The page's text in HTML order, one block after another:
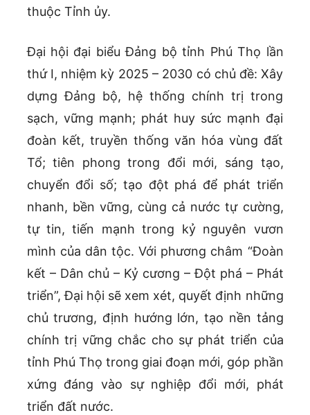
thuộc Tỉnh ủy.
Đại hội đại biểu Đảng bộ tỉnh Phú Thọ lần
thứ I, nhiệm kỳ 2025 – 2030 có chủ đề: Xây
dựng Đảng bộ, hệ thống chính trị trong
sạch, vững mạnh; phát huy sức mạnh đại
đoàn kết, truyền thống văn hóa vùng đất
Tổ; tiên phong trong đổi mới, sáng tạo,
chuyển đổi số; tạo đột phá để phát triển
nhanh, bền vững, cùng cả nước tự cường,
tự tin, tiến mạnh trong kỷ nguyên vươn
mình của dân tộc. Với phương châm “Đoàn
kết – Dân chủ – Kỷ cương – Đột phá – Phát
triển”, Đại hội sẽ xem xét, quyết định những
chủ trương, định hướng lớn, tạo nền tảng
chính trị vững chắc cho sự phát triển của
tỉnh Phú Thọ trong giai đoạn mới, góp phần
xứng đáng vào sự nghiệp đổi mới, phát
triển đất nước.